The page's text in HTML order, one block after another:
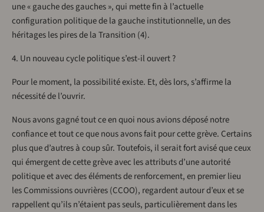
une « gauche des gauches », qui mette fin à l’actuelle
configuration politique de la gauche institutionnelle, un des
héritages les pires de la Transition (4).
4. Un nouveau cycle politique s’est-il ouvert ?
Pour le moment, la possibilité existe. Et, dès lors, s’affirme la
nécessité de l’ouvrir.
Nous avons gagné tout ce en quoi nous avions déposé notre
confiance et tout ce que nous avons fait pour cette grève. Certains
plus que d’autres à coup sûr. Toutefois, il serait fort avisé que ceux
qui émergent de cette grève avec les attributs d’une autorité
politique et avec des éléments de renforcement, en premier lieu
les Commissions ouvrières (CCOO), regardent autour d’eux et se
rappellent qu’ils n’étaient pas seuls, particulièrement dans les